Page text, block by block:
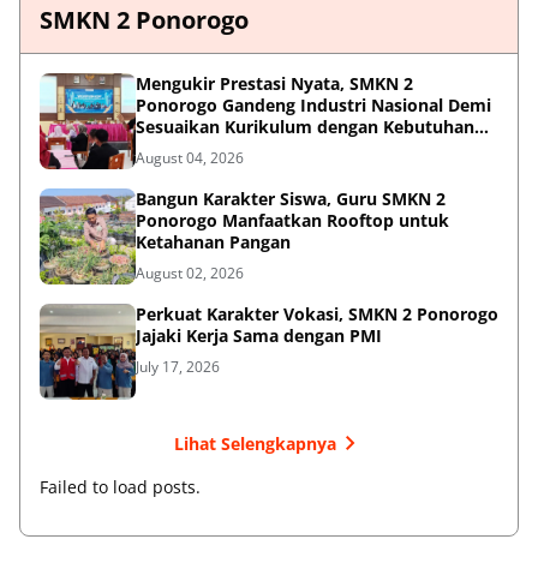
SMKN 2 Ponorogo
Mengukir Prestasi Nyata, SMKN 2
Ponorogo Gandeng Industri Nasional Demi
Sesuaikan Kurikulum dengan Kebutuhan
Dunia Kerja
August 04, 2026
Bangun Karakter Siswa, Guru SMKN 2
Ponorogo Manfaatkan Rooftop untuk
Ketahanan Pangan
August 02, 2026
Perkuat Karakter Vokasi, SMKN 2 Ponorogo
Jajaki Kerja Sama dengan PMI
July 17, 2026
Lihat Selengkapnya
Failed to load posts.